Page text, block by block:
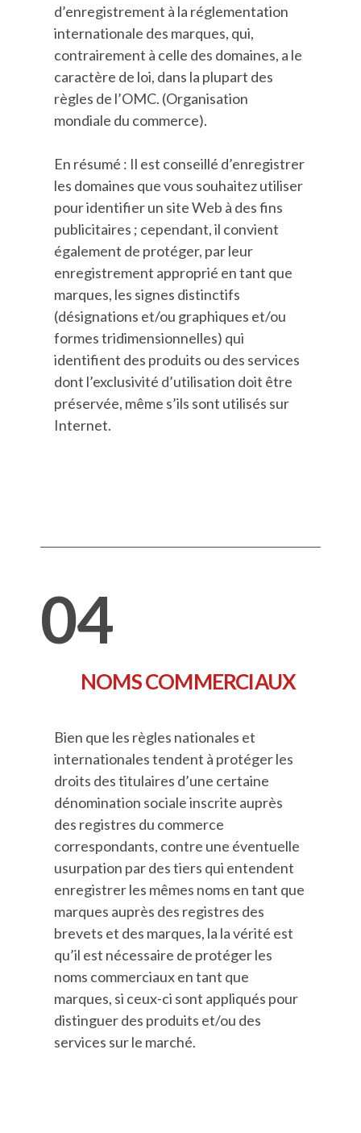
d’enregistrement à la réglementation
internationale des marques, qui,
contrairement à celle des domaines, a le
caractère de loi, dans la plupart des
règles de l’OMC. (Organisation
mondiale du commerce).
En résumé : Il est conseillé d’enregistrer
les domaines que vous souhaitez utiliser
pour identifier un site Web à des fins
publicitaires ; cependant, il convient
également de protéger, par leur
enregistrement approprié en tant que
marques, les signes distinctifs
(désignations et/ou graphiques et/ou
formes tridimensionnelles) qui
identifient des produits ou des services
dont l’exclusivité d’utilisation doit être
préservée, même s’ils sont utilisés sur
Internet.
04
NOMS COMMERCIAUX
Bien que les règles nationales et
internationales tendent à protéger les
droits des titulaires d’une certaine
dénomination sociale inscrite auprès
des registres du commerce
correspondants, contre une éventuelle
usurpation par des tiers qui entendent
enregistrer les mêmes noms en tant que
marques auprès des registres des
brevets et des marques, la la vérité est
qu’il est nécessaire de protéger les
noms commerciaux en tant que
marques, si ceux-ci sont appliqués pour
distinguer des produits et/ou des
services sur le marché.